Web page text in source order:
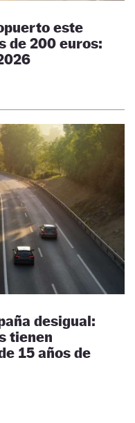
este
de 200 euros:
desigual:
tienen
15 años de